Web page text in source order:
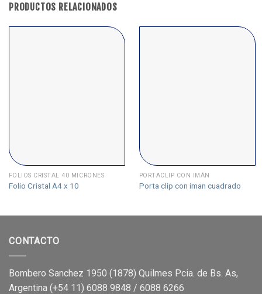
PRODUCTOS RELACIONADOS
FOLIOS CRISTAL 40 MICRONES
Folio Cristal A4 x 10
PORTACLIP CON IMÁN
Porta clip con iman cuadrado
CONTACTO
Bombero Sanchez 1950 (1878) Quilmes Pcia. de Bs. As,
Argentina (+54 11) 6088 9848 / 6088 6266